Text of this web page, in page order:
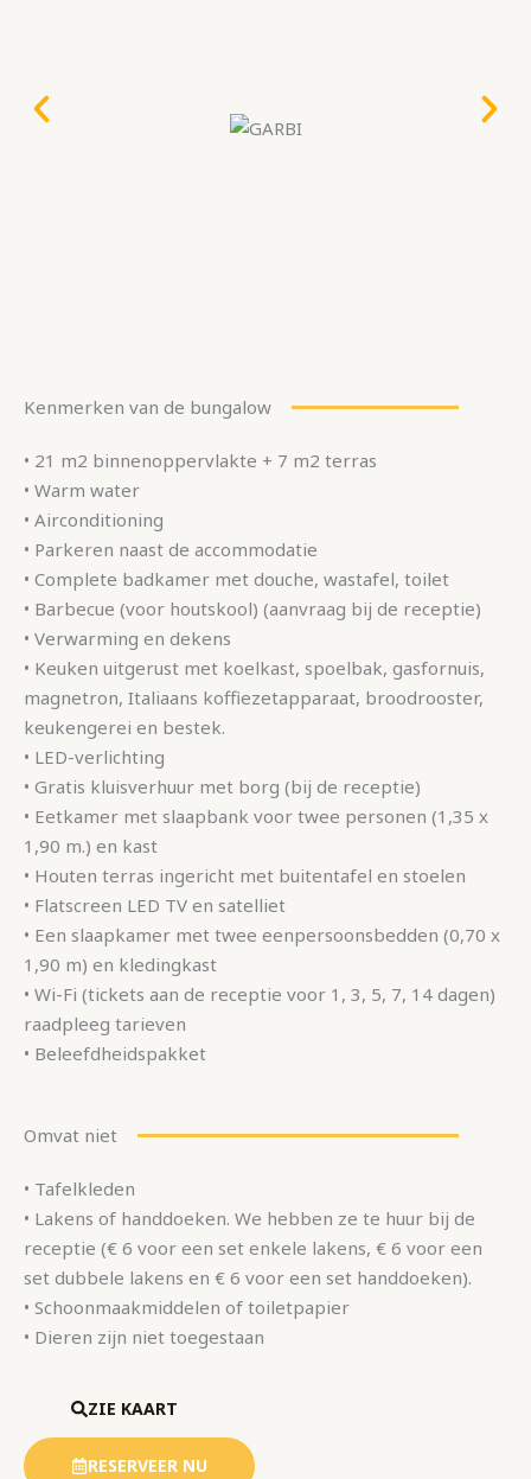
Kenmerken van de bungalow
• 21 m2 binnenoppervlakte + 7 m2 terras
• Warm water
• Airconditioning
• Parkeren naast de accommodatie
• Complete badkamer met douche, wastafel, toilet
• Barbecue (voor houtskool) (aanvraag bij de receptie)
• Verwarming en dekens
• Keuken uitgerust met koelkast, spoelbak, gasfornuis,
magnetron, Italiaans koffiezetapparaat, broodrooster,
keukengerei en bestek.
• LED-verlichting
• Gratis kluisverhuur met borg (bij de receptie)
• Eetkamer met slaapbank voor twee personen (1,35 x
1,90 m.) en kast
• Houten terras ingericht met buitentafel en stoelen
• Flatscreen LED TV en satelliet
• Een slaapkamer met twee eenpersoonsbedden (0,70 x
1,90 m) en kledingkast
• Wi-Fi (tickets aan de receptie voor 1, 3, 5, 7, 14 dagen)
raadpleeg tarieven
• Beleefdheidspakket
Omvat niet
• Tafelkleden
• Lakens of handdoeken. We hebben ze te huur bij de
receptie (€ 6 voor een set enkele lakens, € 6 voor een
set dubbele lakens en € 6 voor een set handdoeken).
• Schoonmaakmiddelen of toiletpapier
• Dieren zijn niet toegestaan
ZIE KAART
RESERVEER NU